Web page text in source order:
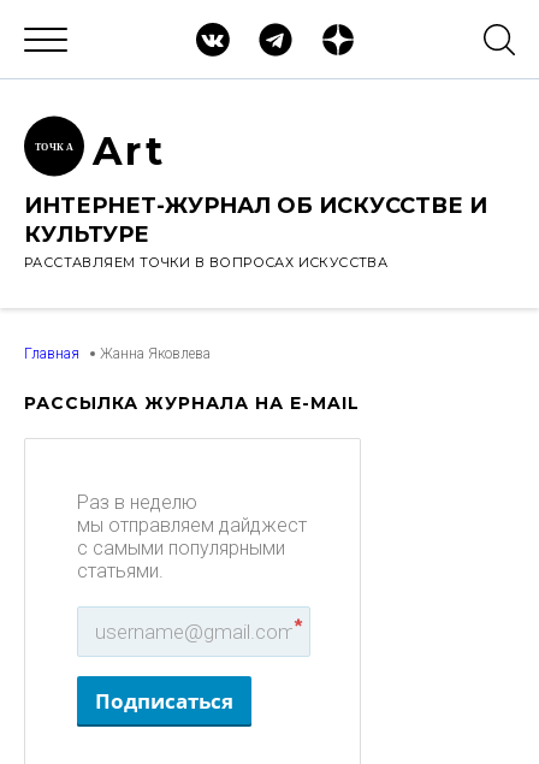
ТОЧК А Art
ИНТЕРНЕТ-ЖУРНАЛ ОБ ИСКУССТВЕ И
КУЛЬТУРЕ
РАССТАВЛЯЕМ ТОЧКИ В ВОПРОСАХ ИСКУССТВА
Главная Жанна Яковлева
РАССЫЛКА ЖУРНАЛА НА E-MAIL
Раз в неделю
мы отправляем дайджест
с самыми популярными
статьями.
*
Подписаться